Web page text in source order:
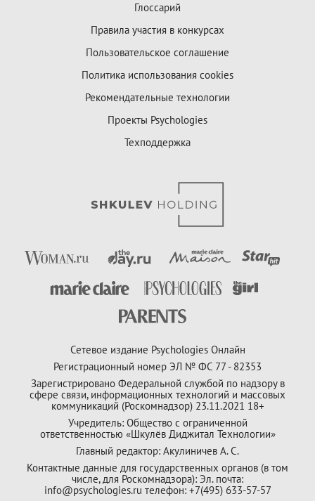
Глоссарий
Правила участия в конкурсах
Пользовательское соглашение
Политика использования cookies
Рекомендательные технологии
Проекты Psychologies
Техподдержка
Сетевое издание Psychologies Онлайн
Регистрационный номер ЭЛ № ФС 77 - 82353
Зарегистрировано Федеральной службой по надзору в
сфере связи, информационных технологий и массовых
коммуникаций (Роскомнадзор) 23.11.2021 18+
Учредитель: Общество с ограниченной
ответственностью «Шкулёв Диджитал Технологии»
Главный редактор: Акулиничев А. С.
Контактные данные для государственных органов (в том
числе, для Роскомнадзора): Эл. почта:
info@psychologies.ru телефон: +7(495) 633-57-57